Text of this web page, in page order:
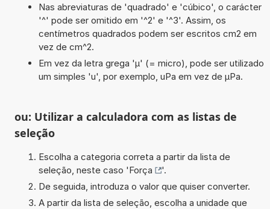
Nas abreviaturas de 'quadrado' e 'cúbico', o carácter
'^' pode ser omitido em '^2' e '^3'. Assim, os
centímetros quadrados podem ser escritos cm2 em
vez de cm^2.
Em vez da letra grega 'µ' (= micro), pode ser utilizado
um simples 'u', por exemplo, uPa em vez de µPa.
ou: Utilizar a calculadora com as listas de
seleção
Escolha a categoria correta a partir da lista de
seleção, neste caso 'Força
'.
De seguida, introduza o valor que quiser converter.
A partir da lista de seleção, escolha a unidade que